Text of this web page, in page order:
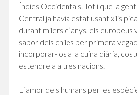
Índies Occidentals. Tot i que la
Central ja havia estat usant xilis
durant milers d’anys, els europeus
sabor dels chiles per primera
incorporar-los a la cuina diària,
estendre a altres nacions.
L´amor dels humans per les